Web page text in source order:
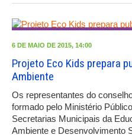
6 DE MAIO DE 2015, 14:00
Projeto Eco Kids prepara
Ambiente
Os representantes do
formado pelo Ministério
Secretarias Municipais da
Ambiente e Desenvolvimento